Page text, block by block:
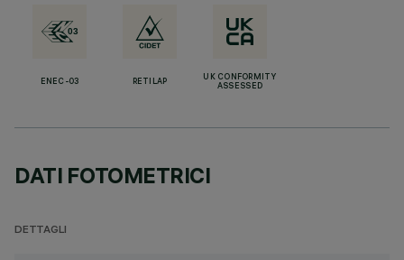
ENEC-03 RETILAP
UK CONFORMITY
ASSESSED
DATI FOTOMETRICI
DETTAGLI